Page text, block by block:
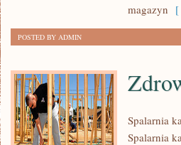
magazyn [
POSTED BY ADMIN
Spalarnia
Spalarnia